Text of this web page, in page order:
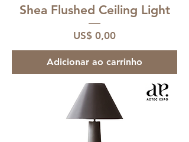
Shea Flushed Ceiling Light
Preço
US$ 0,00
Adicionar ao carrinho